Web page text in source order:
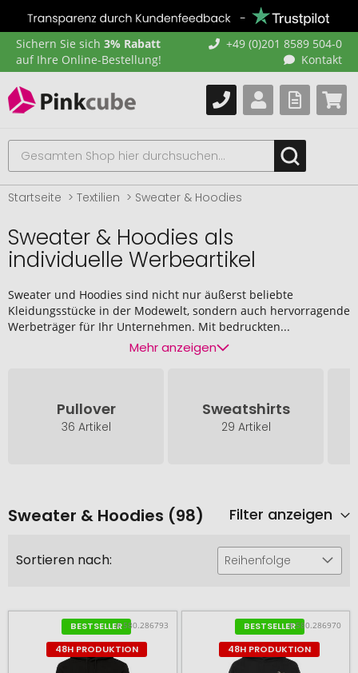
Sichern Sie sich 3% Rabatt
auf Ihre Online-Bestellung!
+49 (0)201 8589 504-0
Kontakt
Startseite Textilien Sweater & Hoodies
Sweater & Hoodies als
individuelle Werbeartikel
Sweater und Hoodies sind nicht nur äußerst beliebte
Kleidungsstücke in der Modewelt, sondern auch hervorragende
Werbeträger für Ihr Unternehmen. Mit bedruckten...
Mehr anzeigen
Pullover
36 Artikel
Sweatshirts
29 Artikel
Sweater & Hoodies (98) Filter anzeigen
Sortieren nach: Reihenfolge
BESTSELLER
48H PRODUKTION
# 580.286793
BESTSELLER
48H PRODUKTION
# 580.286970